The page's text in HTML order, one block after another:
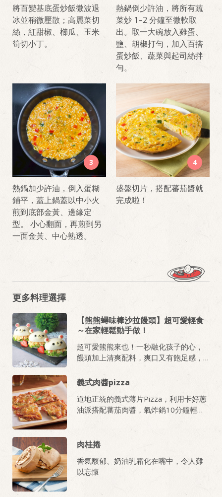
將百變基底蛋炒飯微波退
冰並稍微壓散；高麗菜切
絲，紅甜椒、櫛瓜、玉米
筍切小丁。
熱鍋倒少許油，將所有蔬
菜炒 1–2 分鐘至微軟取
出。取一大碗放入雞蛋、
鹽、胡椒打勻，加入百搭
蛋炒飯、蔬菜與起司絲拌
勻。
3
熱鍋加少許油，倒入蛋糊
鋪平，蓋上鍋蓋以中小火
煎到底部金黃、邊緣定
型。 小心翻面，再煎到另
一面金黃、中心熟透。
4
盛盤切片，搭配蕃茄醬就
完成啦！
更多料理選擇
【熊熊蟳味棒沙拉饅頭】超可愛輕食
～在家輕鬆動手做！
超可愛熊熊來也！一秒融化孩子的心，
饅頭加上清爽配料，爽口又有飽足感，
度過美好的假日時光，趕快和孩子一起
在家DIY，製作專屬你們的可愛熊熊吧！
義式肉醬pizza
道地正統的義式薄片Pizza，利用卡好蔥
油派搭配蕃茄肉醬，氣炸鍋10分鐘輕鬆
肉桂捲
香氣馥郁、奶油乳霜化在嘴中，令人難
以忘懷